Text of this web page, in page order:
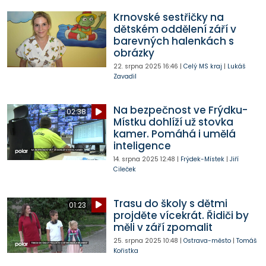
Krnovské sestřičky na
dětském oddělení září v
barevných halenkách s
obrázky
22. srpna 2025 16:46 | Celý MS kraj | Lukáš
Zavadil
02:38
Na bezpečnost ve Frýdku-
Místku dohlíží už stovka
kamer. Pomáhá i umělá
inteligence
14. srpna 2025 12:48 | Frýdek-Místek| Jiří
Cileček
01:23
Trasu do školy s dětmi
projděte vícekrát. Řidiči by
měli v září zpomalit
25. srpna 2025 10:48 | Ostrava-město| Tomáš
Kořistka